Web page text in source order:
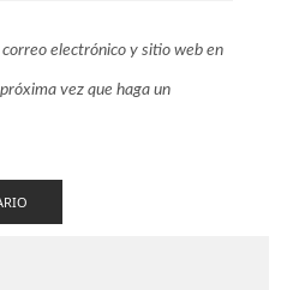
electrónico y sitio web en
vez que haga un